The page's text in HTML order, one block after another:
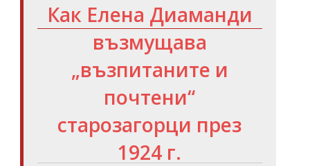
Как Елена Диаманди
възмущава
„възпитаните и
почтени“
старозагорци през
1924 г.